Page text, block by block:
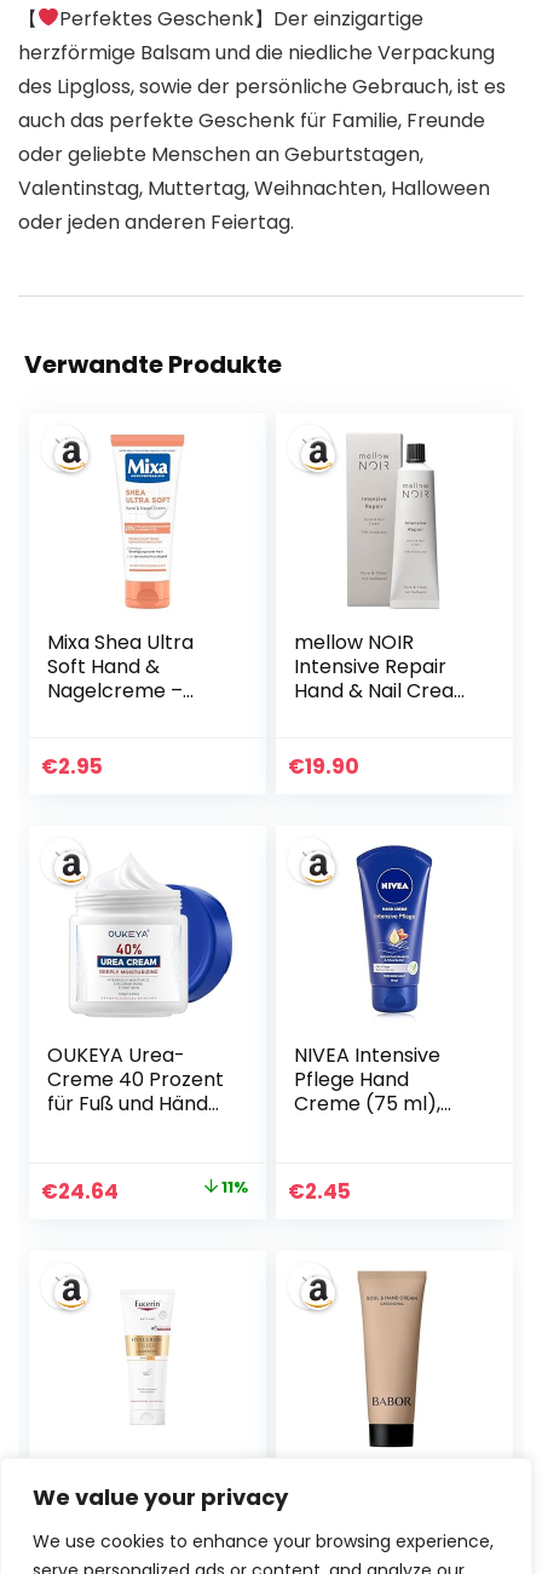
We value your privacy
We use cookies to enhance your browsing experience,
【
Perfektes Geschenk】Der einzigartige
herzförmige Balsam und die niedliche Verpackung
des Lipgloss, sowie der persönliche Gebrauch, ist es
auch das perfekte Geschenk für Familie, Freunde
oder geliebte Menschen an Geburtstagen,
Valentinstag, Muttertag, Weihnachten, Halloween
oder jeden anderen Feiertag.
Verwandte Produkte
Mixa Shea Ultra
Soft Hand &
Nagelcreme –
trockene, rissige
und Sheabutter,
100 ml
€2.95
mellow NOIR
Intensive Repair
Hand & Nail Cream
raue, trockene
einziehende
Feuchtigkeitscrem
e – für gepflegte
Hände & Nägel –
Naturkosmetik
€19.90
OUKEYA Urea-
Creme 40 Prozent
für Fuß und Hände,
Harnstoffcreme
für Trockene,
für Fersen,
Ellenbogen,
Maximaler Stärke,
Ursprünglicher
€27.54
€24.64 Aktueller11%
NIVEA Intensive
Pflege Hand
Creme (75 ml),
intensive
dem einzigartigen
NIVEA Duft
€2.45
Filler + Elasticity
Handcreme gegen
Altersflecken LSF
Handcreme Für
Trockene Hände,